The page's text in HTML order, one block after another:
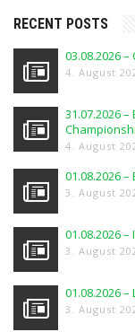
RECENT POSTS
03.08.2026
4. August
31.07.2026
4. August
01.08.2026
3. August
01.08.2026
3. August
01.08.2026
3. August